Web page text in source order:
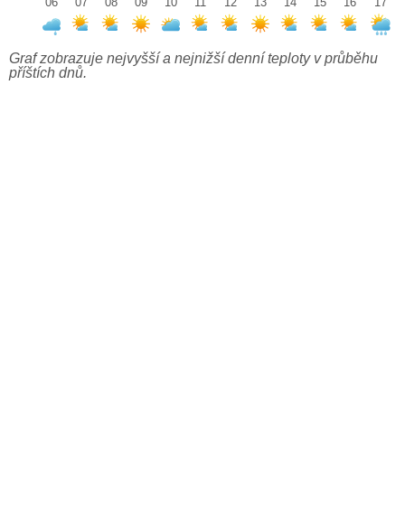
Graf zobrazuje nejvyšší a nejnižší denní teploty v průběhu
příštích dnů.